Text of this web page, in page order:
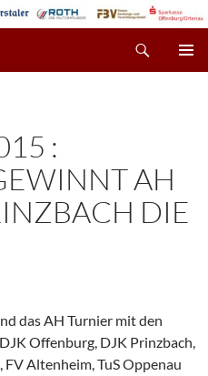
:
AH
DIE
das AH Turnier mit den
Offenburg, DJK Prinzbach,
Altenheim, TuS Oppenau